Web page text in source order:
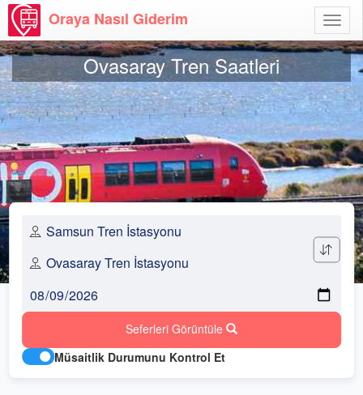
Aç
Oraya Nasıl Giderim
Ovasaray Tren Saatleri
Seferleri Görüntüle
Müsaitlik Durumunu Kontrol Et